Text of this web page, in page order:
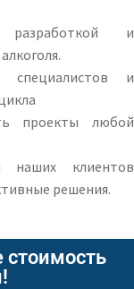
и
специалистов и
проекты любой
наших клиентов
решения.
стоимость